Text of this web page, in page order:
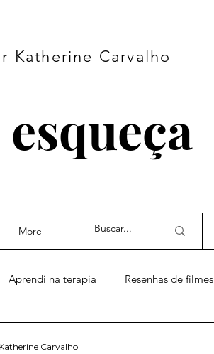
Katherine Carvalho
More
Aprendi na terapia Resenhas de filmes
Katherine Carvalho